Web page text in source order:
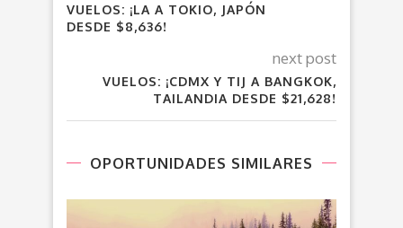
VUELOS: ¡LA A TOKIO, JAPÓN
DESDE $8,636!
next post
VUELOS: ¡CDMX Y TIJ A BANGKOK,
TAILANDIA DESDE $21,628!
OPORTUNIDADES SIMILARES